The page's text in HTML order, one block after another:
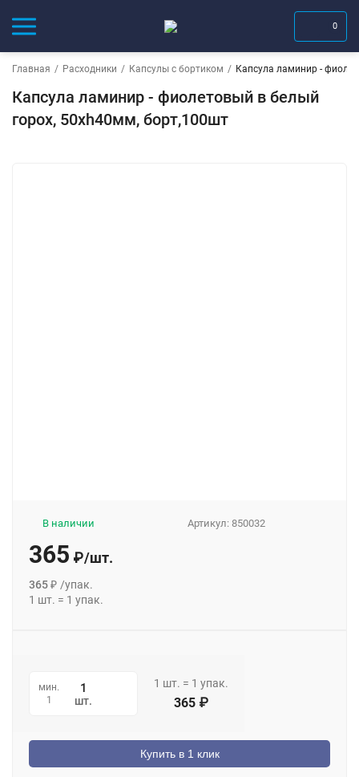
0
Главная / Расходники / Капсулы с бортиком / Капсула ламинир -
Капсула ламинир - фиолетовый в белый
горох, 50хh40мм, борт,100шт
Артикул: 850032
В наличии
365 ₽/шт.
365₽ /упак.
1 шт. = 1 упак.
мин.
1
шт.
1 шт. = 1 упак.
365 ₽
Купить в 1 клик